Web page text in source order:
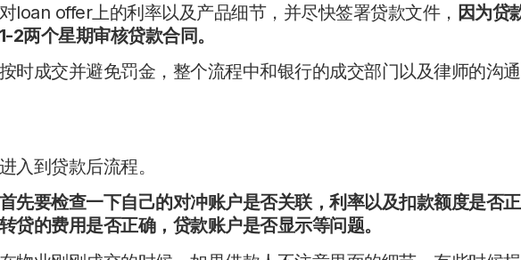
loan offer上的利率以及产品细节，并尽快签署贷款文件， 因为贷
两个星期审核贷款合同。
时成交并避免罚金，整个流程中和银行的成交部门以及律师的沟通
入到贷款后流程。
先要检查一下自己的对冲账户是否关联，利率以及扣款额度是否正
贷的费用是否正确，贷款账户是否显示等问题。